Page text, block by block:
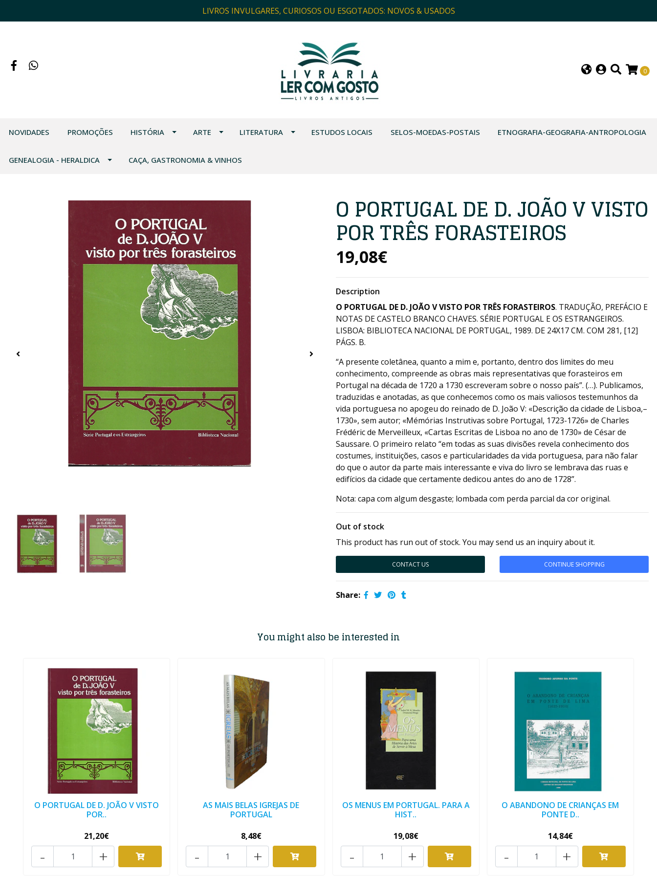
LIVROS INVULGARES, CURIOSOS OU ESGOTADOS: NOVOS & USADOS
0
NOVIDADES PROMOÇÕES HISTÓRIA ARTE LITERATURA ESTUDOS LOCAIS SELOS-MOEDAS-POSTAIS ETNOGRAFIA-GEOGRAFIA-ANTROPOLOGIA
GENEALOGIA - HERALDICA CAÇA, GASTRONOMIA & VINHOS
O PORTUGAL DE D. JOÃO V VISTO
POR TRÊS FORASTEIROS
19,08€
Description
O PORTUGAL DE D. JOÃO V VISTO POR TRÊS FORASTEIROS. TRADUÇÃO, PREFÁCIO E
NOTAS DE CASTELO BRANCO CHAVES. SÉRIE PORTUGAL E OS ESTRANGEIROS.
LISBOA: BIBLIOTECA NACIONAL DE PORTUGAL, 1989. DE 24X17 CM. COM 281, [12]
PÁGS. B.
“A presente coletânea, quanto a mim e, portanto, dentro dos limites do meu
conhecimento, compreende as obras mais representativas que forasteiros em
Portugal na década de 1720 a 1730 escreveram sobre o nosso país”. (…). Publicamos,
traduzidas e anotadas, as que conhecemos como os mais valiosos testemunhos da
vida portuguesa no apogeu do reinado de D. João V: «Descrição da cidade de Lisboa,–
1730», sem autor; «Mémórias Instrutivas sobre Portugal, 1723-1726» de Charles
Frédéric de Merveilleux, «Cartas Escritas de Lisboa no ano de 1730» de César de
Saussare. O primeiro relato “em todas as suas divisões revela conhecimento dos
costumes, instituições, casos e particularidades da vida portuguesa, para não falar
do que o autor da parte mais interessante e viva do livro se lembrava das ruas e
edifícios da cidade que certamente dedicou antes do ano de 1728”.
Nota: capa com algum desgaste; lombada com perda parcial da cor original.
Out of stock
This product has run out of stock. You may send us an inquiry about it.
CONTACT US CONTINUE SHOPPING
Share:
You might also be interested in
O PORTUGAL DE D. JOÃO V VISTO
POR..
21,20€
+
-
AS MAIS BELAS IGREJAS DE
PORTUGAL
8,48€
+
-
OS MENUS EM PORTUGAL. PARA A
HIST..
19,08€
+
-
O ABANDONO DE CRIANÇAS EM
PONTE D..
14,84€
+
-